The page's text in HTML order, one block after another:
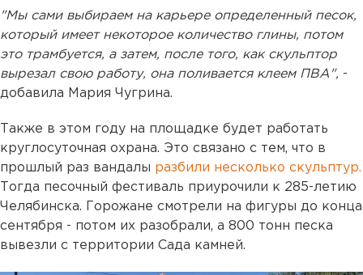
"Мы сами выбираем на карьере определенный песок,
который имеет некоторое количество глины, потом
это трамбуется, а затем, после того, как скульптор
вырезал свою работу, она поливается клеем ПВА", -
добавила Мария Чугрина.
Также в этом году на площадке будет работать
круглосуточная охрана. Это связано с тем, что в
прошлый раз вандалы разбили несколько скульптур.
Тогда песочный фестиваль приурочили к 285-летию
Челябинска. Горожане смотрели на фигуры до конца
сентября - потом их разобрали, а 800 тонн песка
вывезли с территории Сада камней.